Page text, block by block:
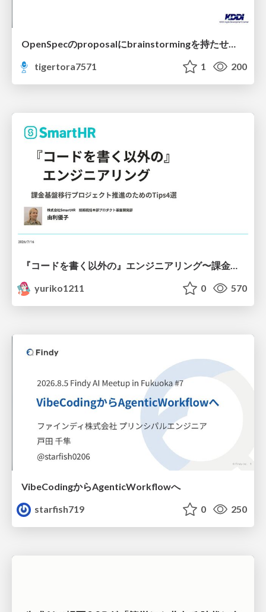
OpenSpecのproposalにbrainstormingを持たせてみた
tigertora7571
1 200
yuriko1211
0 570
VibeCodingからAgenticWorkflowへ
starfish719
0 250